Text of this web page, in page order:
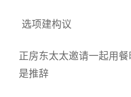
选项建构议
正房东太太邀请一起用
是推辞